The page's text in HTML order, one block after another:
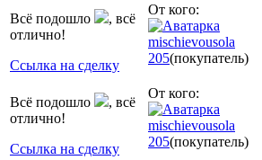
Всё подошло
, всё
отлично!
Ссылка на сделку
От кого:
mischievousola
205(покупатель)
Всё подошло
, всё
отлично!
Ссылка на сделку
От кого:
mischievousola
205(покупатель)